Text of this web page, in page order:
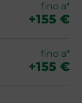
fino a*
+155 €
fino a*
+155 €